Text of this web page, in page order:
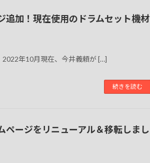
追加！現在使用のドラムセット機材
年10月現在、今井義頼が […]
続きを読む
ページをリニューアル＆移転しまし